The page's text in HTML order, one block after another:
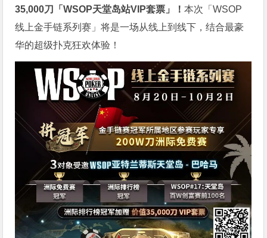
35,000刀「WSOP天堂岛站VIP套票」！本次「WSOP
线上金手链系列赛」将是一场从线上到线下，结合最豪
华的超级扑克狂欢体验！